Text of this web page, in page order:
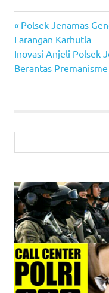
Post
navigation
Previous
Post:
Polsek Jenamas
Larangan Karhutla
Next
Post:
Inovasi Anjeli Polsek
Berantas